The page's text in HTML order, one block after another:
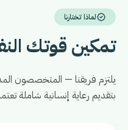
لماذا تختارنا
تمكين قوتك
يلتزم فريقنا — المتخصصون
بتقديم رعاية إنسانية شاملة